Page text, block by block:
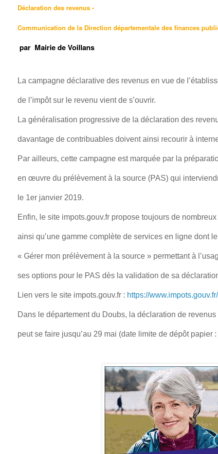
Déclaration des revenus -
Communication de la Direction départementale des finances
par Mairie de Voillans
La campagne déclarative des revenus en vue de
de l’impôt sur le revenu vient de s’ouvrir.
La généralisation progressive de la déclaration des
davantage de contribuables doivent ainsi recourir à
Par ailleurs, cette campagne est marquée par la
en œuvre du prélèvement à la source (PAS) qui
le 1er janvier 2019.
Enfin, le site impots.gouv.fr propose toujours de
ainsi qu’une gamme complète de services en ligne dont
« Gérer mon prélèvement à la source » permettant à
ses options pour le PAS dès la validation de sa
Lien vers le site impots.gouv.fr : https://
Dans le département du Doubs, la déclaration de
peut se faire jusqu’au 29 mai (date limite de dépôt papier